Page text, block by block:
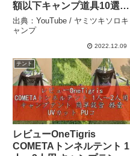
額以下キャンプ道具10選 –
ヤミツキソロキャンプ
出典：YouTube / ヤミツキソロキ
ャンプ
2022.12.09
テント
レビューOneTigris
COMETAトンネルテント 1